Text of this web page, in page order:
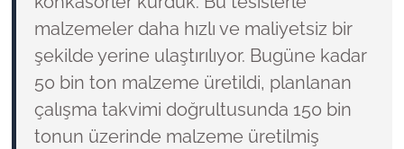
malzemeler daha hızlı ve maliyetsiz bir
şekilde yerine ulaştırılıyor. Bugüne kadar
50 bin ton malzeme üretildi, planlanan
çalışma takvimi doğrultusunda 150 bin
tonun üzerinde malzeme üretilmiş